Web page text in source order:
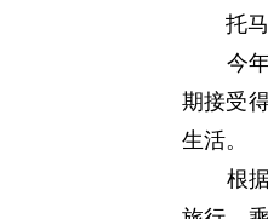
托马
今年4
期接受
生活。
根据